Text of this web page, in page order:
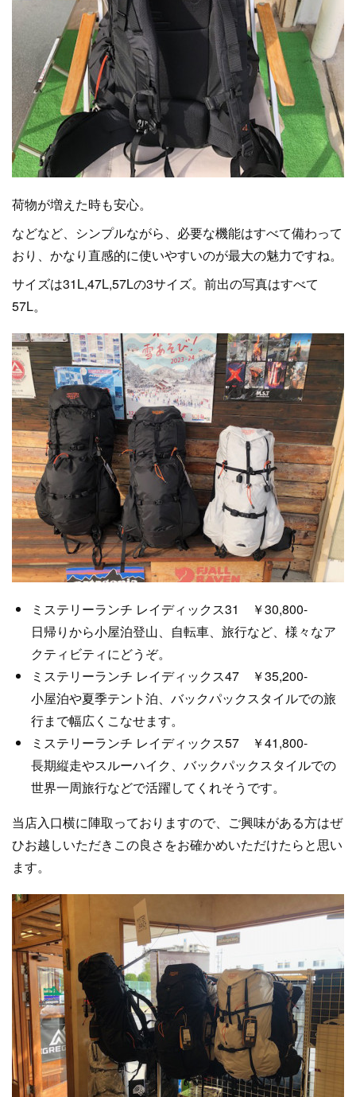
荷物が増えた時も安心。
などなど、シンプルながら、必要な機能はすべて備わって
おり、かなり直感的に使いやすいのが最大の魅力ですね。
サイズは31L,47L,57Lの3サイズ。前出の写真はすべて
57L。
ミステリーランチ レイディックス31 ￥30,800-
日帰りから小屋泊登山、自転車、旅行など、様々なア
クティビティにどうぞ。
ミステリーランチ レイディックス47 ￥35,200-
小屋泊や夏季テント泊、バックパックスタイルでの旅
行まで幅広くこなせます。
ミステリーランチ レイディックス57 ￥41,800-
長期縦走やスルーハイク、バックパックスタイルでの
世界一周旅行などで活躍してくれそうです。
当店入口横に陣取っておりますので、ご興味がある方はぜ
ひお越しいただきこの良さをお確かめいただけたらと思い
ます。